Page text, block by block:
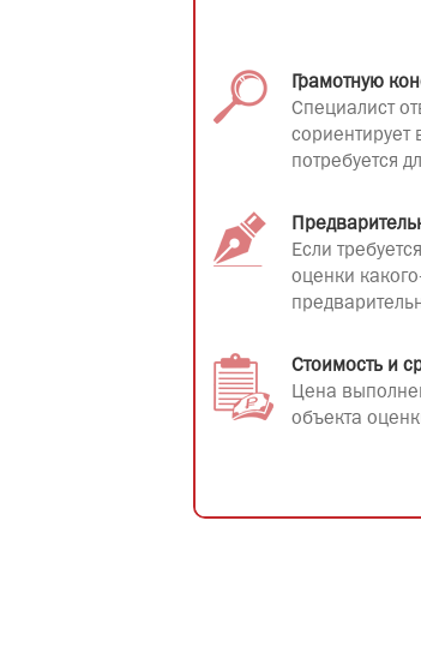
Грамотную
Специалист
сориентирует
потребуется
Если
оценки
Стоимость и
Цена
объекта